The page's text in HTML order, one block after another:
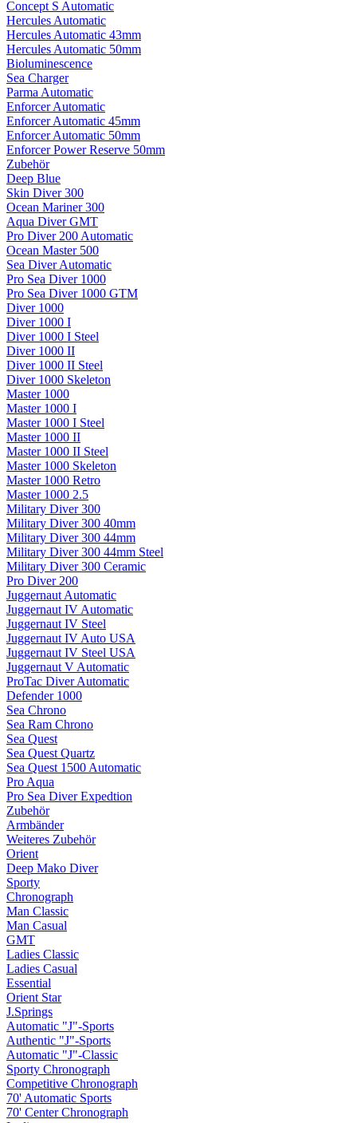
Concept S Automatic
Hercules Automatic
Hercules Automatic 43mm
Hercules Automatic 50mm
Bioluminescence
Sea Charger
Parma Automatic
Enforcer Automatic
Enforcer Automatic 45mm
Enforcer Automatic 50mm
Enforcer Power Reserve 50mm
Zubehör
Deep Blue
Skin Diver 300
Ocean Mariner 300
Aqua Diver GMT
Pro Diver 200 Automatic
Ocean Master 500
Sea Diver Automatic
Pro Sea Diver 1000
Pro Sea Diver 1000 GTM
Diver 1000
Diver 1000 I
Diver 1000 I Steel
Diver 1000 II
Diver 1000 II Steel
Diver 1000 Skeleton
Master 1000
Master 1000 I
Master 1000 I Steel
Master 1000 II
Master 1000 II Steel
Master 1000 Skeleton
Master 1000 Retro
Master 1000 2.5
Military Diver 300
Military Diver 300 40mm
Military Diver 300 44mm
Military Diver 300 44mm Steel
Military Diver 300 Ceramic
Pro Diver 200
Juggernaut Automatic
Juggernaut IV Automatic
Juggernaut IV Steel
Juggernaut IV Auto USA
Juggernaut IV Steel USA
Juggernaut V Automatic
ProTac Diver Automatic
Defender 1000
Sea Chrono
Sea Ram Chrono
Sea Quest
Sea Quest Quartz
Sea Quest 1500 Automatic
Pro Aqua
Pro Sea Diver Expedtion
Zubehör
Armbänder
Weiteres Zubehör
Orient
Deep Mako Diver
Sporty
Chronograph
Man Classic
Man Casual
GMT
Ladies Classic
Ladies Casual
Essential
Orient Star
J.Springs
Automatic "J"-Sports
Authentic "J"-Sports
Automatic "J"-Classic
Sporty Chronograph
Competitive Chronograph
70' Automatic Sports
70' Center Chronograph